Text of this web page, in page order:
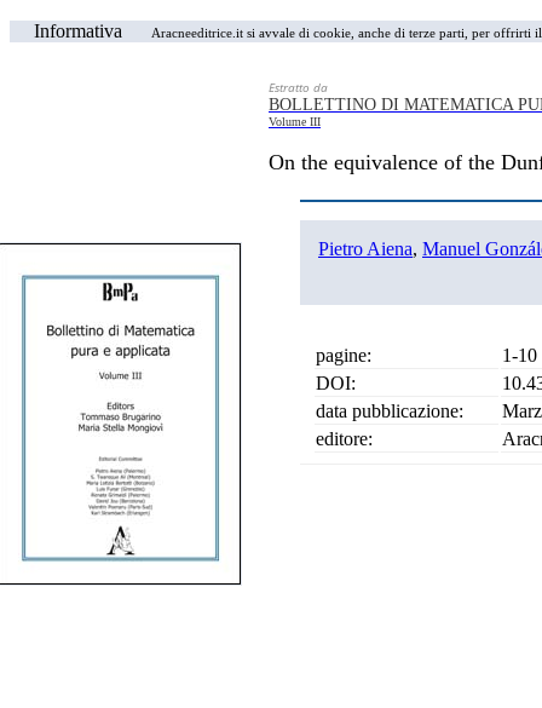
Informativa Aracneeditrice.it si avvale di cookie, anche di terze parti, per
Estratto da
BOLLETTINO DI MATEMATICA
Volume III
On the equivalence of the
Pietro Aiena, Manuel
pagine:
1-10
DOI:
data pubblicazione:
editore: